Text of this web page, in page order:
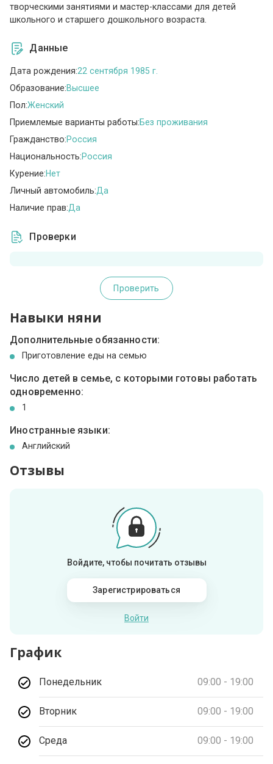
творческими занятиями и мастер-классами для детей
школьного и старшего дошкольного возраста.
Данные
Дата рождения:22 сентября 1985 г.
Образование:Высшее
Пол:Женский
Приемлемые варианты работы:Без проживания
Гражданство:Россия
Национальность:Россия
Курение:Нет
Личный автомобиль:Да
Наличие прав:Да
Проверки
Проверить
Навыки няни
Дополнительные обязанности:
Приготовление еды на семью
Число детей в семье, с которыми готовы работать
одновременно:
1
Иностранные языки:
Английский
Отзывы
Войдите, чтобы почитать отзывы
Зарегистрироваться
Войти
График
Понедельник 09:00 - 19:00
Вторник 09:00 - 19:00
Среда 09:00 - 19:00